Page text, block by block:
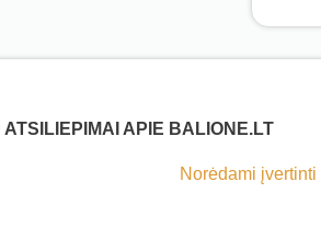
ATSILIEPIMAI APIE BALIONE.LT
Norėdami